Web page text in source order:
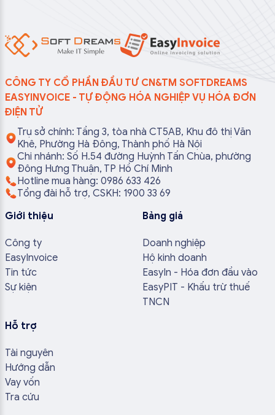
CÔNG TY CỔ PHẦN ĐẦU TƯ CN&TM SOFTDREAMS
EASYINVOICE - TỰ ĐỘNG HÓA NGHIỆP VỤ HÓA ĐƠN
ĐIỆN TỬ
Trụ sở chính: Tầng 3, tòa nhà CT5AB, Khu đô thị Văn
Khê, Phường Hà Đông, Thành phố Hà Nội
Chi nhánh: Số H.54 đường Huỳnh Tấn Chùa, phường
Đông Hưng Thuận, TP Hồ Chí Minh
Hotline mua hàng: 0986 633 426
Tổng đài hỗ trợ, CSKH: 1900 33 69
Giới thiệu
Công ty
EasyInvoice
Tin tức
Sự kiện
Bảng giá
Doanh nghiệp
Hộ kinh doanh
EasyIn - Hóa đơn đầu vào
EasyPIT - Khấu trừ thuế
TNCN
Hỗ trợ
Tài nguyên
Hướng dẫn
Vay vốn
Tra cứu